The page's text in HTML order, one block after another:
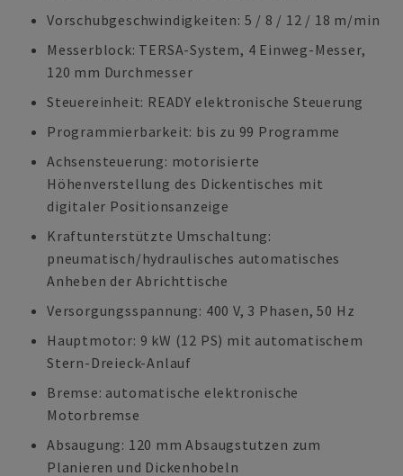
Vorschubgeschwindigkeiten: 5 / 8 / 12 / 18 m/min
Messerblock: TERSA-System, 4 Einweg-Messer,
120 mm Durchmesser
Steuereinheit: READY elektronische Steuerung
Programmierbarkeit: bis zu 99 Programme
Achsensteuerung: motorisierte
Höhenverstellung des Dickentisches mit
digitaler Positionsanzeige
Kraftunterstützte Umschaltung:
pneumatisch/hydraulisches automatisches
Anheben der Abrichttische
Versorgungsspannung: 400 V, 3 Phasen, 50 Hz
Hauptmotor: 9 kW (12 PS) mit automatischem
Stern-Dreieck-Anlauf
Bremse: automatische elektronische
Motorbremse
Absaugung: 120 mm Absaugstutzen zum
Planieren und Dickenhobeln